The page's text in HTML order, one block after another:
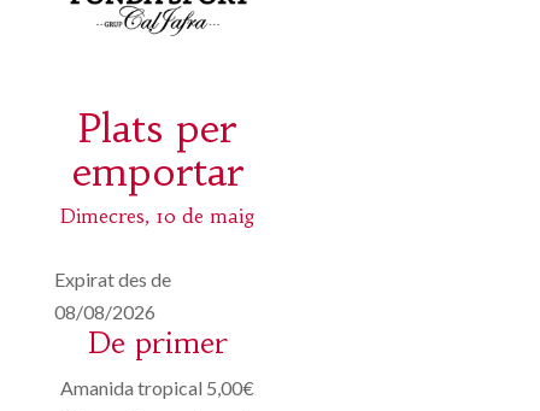
Plats per
emportar
Dimecres, 10 de maig
Expirat des de
08/08/2026
De primer
Amanida tropical 5,00€